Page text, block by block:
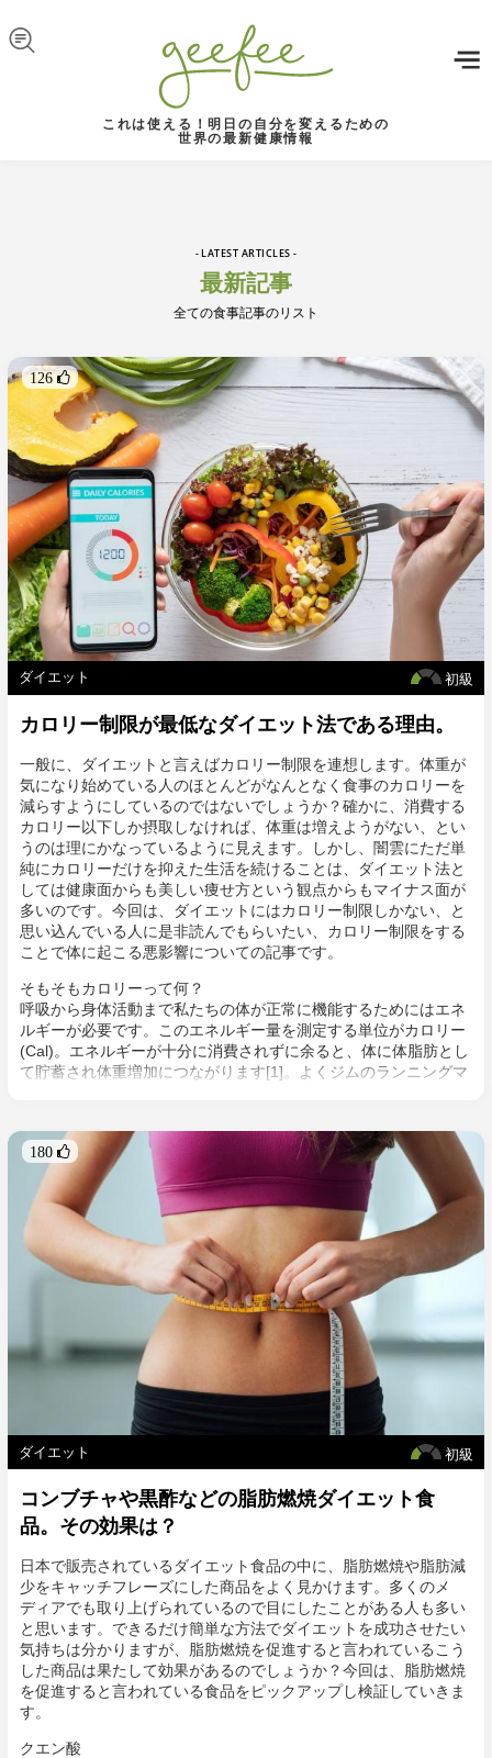
これは使える！明日の自分を変えるための
世界の最新健康情報
- LATEST ARTICLES -
最新記事
全ての食事記事のリスト
126 
初級
ダイエット
カロリー制限が最低なダイエット法である理由。
一般に、ダイエットと言えばカロリー制限を連想します。体重が
気になり始めている人のほとんどがなんとなく食事のカロリーを
減らすようにしているのではないでしょうか？確かに、消費する
カロリー以下しか摂取しなければ、体重は増えようがない、とい
うのは理にかなっているように見えます。しかし、闇雲にただ単
純にカロリーだけを抑えた生活を続けることは、ダイエット法と
しては健康面からも美しい痩せ方という観点からもマイナス面が
多いのです。今回は、ダイエットにはカロリー制限しかない、と
思い込んでいる人に是非読んでもらいたい、カロリー制限をする
ことで体に起こる悪影響についての記事です。
そもそもカロリーって何？
呼吸から身体活動まで私たちの体が正常に機能するためにはエネ
ルギーが必要です。このエネルギー量を測定する単位がカロリー
(Cal)。エネルギーが十分に消費されずに余ると、体に体脂肪とし
て貯蓄され体重増加につながります[1]。よくジムのランニングマ
た翌日はジムでより多くの時間を費やすといったように、エネル
ギー消費<摂取したカロリーを目安に身体活動に励んでいる人も
多いと思います。しかし、カロリーの消費だけに注視している
と、健康へ悪影響を与える可能性と美しい身体からは程遠い結果
になることも。5つの可能性をピックアップしてみました。
180 
初級
ダイエット
コンブチャや黒酢などの脂肪燃焼ダイエット食
品。その効果は？
日本で販売されているダイエット食品の中に、脂肪燃焼や脂肪減
少をキャッチフレーズにした商品をよく見かけます。多くのメ
ディアでも取り上げられているので目にしたことがある人も多い
と思います。できるだけ簡単な方法でダイエットを成功させたい
気持ちは分かりますが、脂肪燃焼を促進すると言われているこう
した商品は果たして効果があるのでしょうか？今回は、脂肪燃焼
を促進すると言われている食品をピックアップし検証していきま
す。
クエン酸